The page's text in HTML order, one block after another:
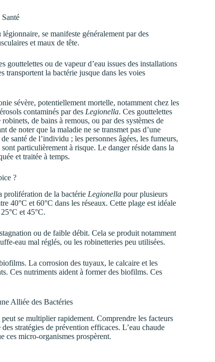
se manifeste généralement par des
et maux de tête.
ou de vapeur d’eau issues des installations
transportent la bactérie jusque dans les voies
sévère, potentiellement mortelle, notamment chez les
contaminés par des Legionella. Ces gouttelettes
de bains à remous, ou par des systèmes de
de noter que la maladie ne se transmet pas d’une
santé de l’individu ; les personnes âgées, les fumeurs,
particulièrement à risque. Le danger réside dans la
et traitée à temps.
?
prolifération de la bactérie Legionella pour plusieurs
40°C et 60°C dans les réseaux. Cette plage est idéale
et 45°C.
ou de faible débit. Cela se produit notamment
eau mal réglés, ou les robinetteries peu utilisées.
La corrosion des tuyaux, le calcaire et les
Ces nutriments aident à former des biofilms. Ces
Alliée des Bactéries
se multiplier rapidement. Comprendre les facteurs
stratégies de prévention efficaces. L’eau chaude
ces micro-organismes prospèrent.